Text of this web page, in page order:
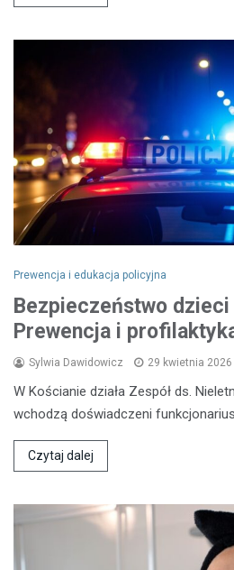
Prewencja i edukacja policyjna
Bezpieczeństwo
Prewencja i
Sylwia Dawidowicz 29 kwietnia 2026
W Kościanie działa Zespół ds.
wchodzą doświadczeni
Czytaj dalej